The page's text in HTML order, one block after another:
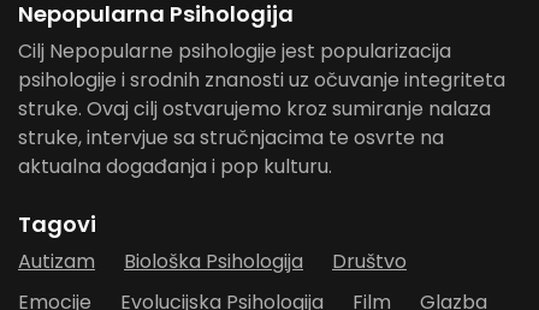
Nepopularna Psihologija
Cilj Nepopularne psihologije jest popularizacija
psihologije i srodnih znanosti uz očuvanje integriteta
struke. Ovaj cilj ostvarujemo kroz sumiranje nalaza
struke, intervjue sa stručnjacima te osvrte na
aktualna događanja i pop kulturu.
Tagovi
Autizam Biološka Psihologija
Društvo
Emocije
Evolucijska Psihologija Film
Glazba